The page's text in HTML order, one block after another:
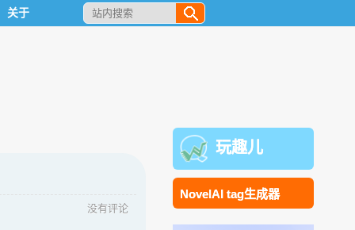
关于
没有评论
玩趣儿
NovelAI tag生成器